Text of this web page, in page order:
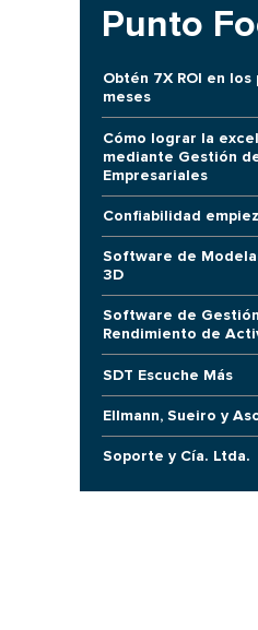
Punto
Obtén 7X ROI en los
meses
Cómo lograr la
mediante Gestión
Empresariales
Confiabilidad
Software de
3D
Software de
Rendimiento de
SDT Escuche Más
Ellmann, Sueiro y
Soporte y Cía. Ltda.